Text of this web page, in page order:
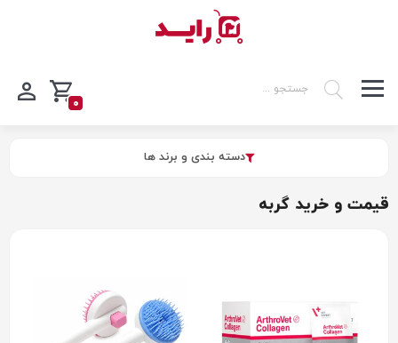
0
دسته بندی و برند ها
قیمت و خرید گربه